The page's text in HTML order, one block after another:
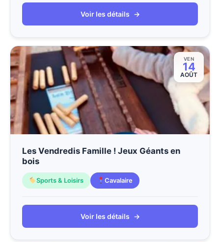
Voir les détails →
VEN
14
AOÛT
Les Vendredis Famille ! Jeux Géants en
bois
Sports & Loisirs Cavalaire
Voir les détails →